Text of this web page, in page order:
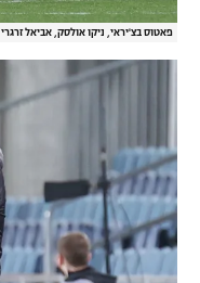
פאטוס בצ'יראי, ניקו אולסק, אביאל זרגרי